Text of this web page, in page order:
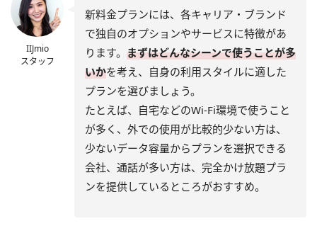
IIJmio
スタッフ
新料金プランには、各キャリア・ブランド
で独自のオプションやサービスに特徴があ
ります。 まずはどんなシーンで使うことが多
いかを考え、自身の利用スタイルに適した
プランを選びましょう。
たとえば、自宅などのWi-Fi環境で使うこと
が多く、外での使用が比較的少ない方は、
少ないデータ容量からプランを選択できる
会社、通話が多い方は、完全かけ放題プラ
ンを提供しているところがおすすめ。